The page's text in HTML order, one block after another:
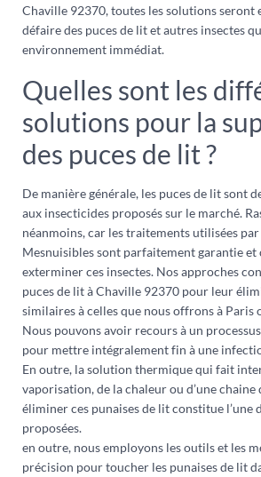
Chaville 92370, toutes les solutions seront
défaire des puces de lit et autres insectes
environnement immédiat.
Quelles sont les
solutions pour la
des puces de lit ?
De manière générale, les puces de lit sont
aux insecticides proposés sur le marché.
néanmoins, car les traitements utilisées
Mesnuisibles sont parfaitement garantie
exterminer ces insectes. Nos approches
puces de lit à Chaville 92370 pour leur
similaires à celles que nous offrons à Paris
Nous pouvons avoir recours à un
pour mettre intégralement fin à une
En outre, la solution thermique qui fait
vaporisation, de la chaleur ou d’une
éliminer ces punaises de lit constitue l’une
proposées.
en outre, nous employons les outils et les
précision pour toucher les punaises de lit